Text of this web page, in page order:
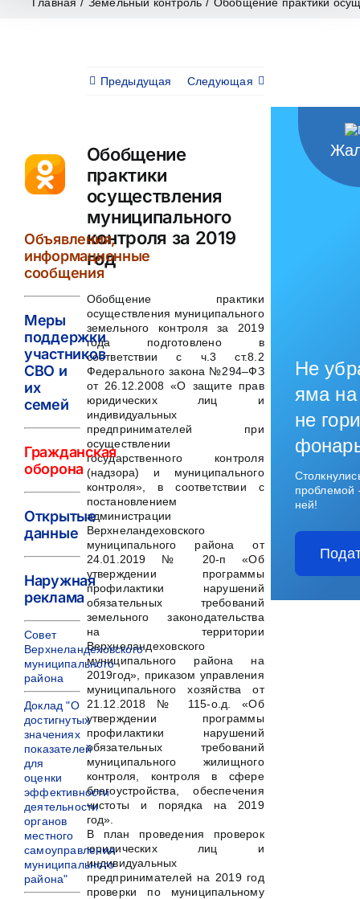
Предыдущая Следующая
Обобщение
практики
осуществления
муниципального
контроля за 2019
год
Обобщение практики
осуществления муниципального
земельного контроля за 2019
года подготовлено в
соответствии с ч.3 ст.8.2
Федерального закона №294–ФЗ
от 26.12.2008 «О защите прав
юридических лиц и
индивидуальных
предпринимателей при
осуществлении
государственного контроля
(надзора) и муниципального
контроля», в соответствии с
постановлением
администрации
Верхнеландеховского
муниципального района от
24.01.2019 № 20-п «Об
утверждении программы
профилактики нарушений
обязательных требований
земельного законодательства
на территории
Верхнеландеховского
муниципального района на
2019год», приказом управления
муниципального хозяйства от
21.12.2018 № 115-о.д. «Об
утверждении программы
профилактики нарушений
обязательных требований
муниципального жилищного
контроля, контроля в сфере
благоустройства, обеспечения
чистоты и порядка на 2019
год».
В план проведения проверок
юридических лиц и
индивидуальных
предпринимателей на 2019 год
проверки по муниципальному
Объявления,
информационные
сообщения
Меры
поддержки
участников
СВО и
их
семей
Гражданская
оборона
Открытые
данные
Наружная
реклама
Совет
Верхнеландеховского
муниципального
района
Доклад "О
достигнутых
значениях
показателей
для
оценки
эффективности
деятельности
органов
местного
самоуправления
муниципального
района"
Не
яма на
не
ней!